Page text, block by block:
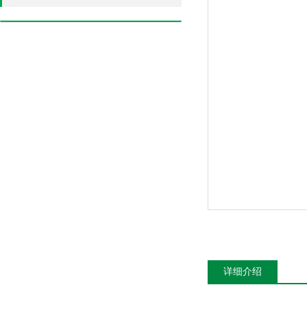
详细介绍